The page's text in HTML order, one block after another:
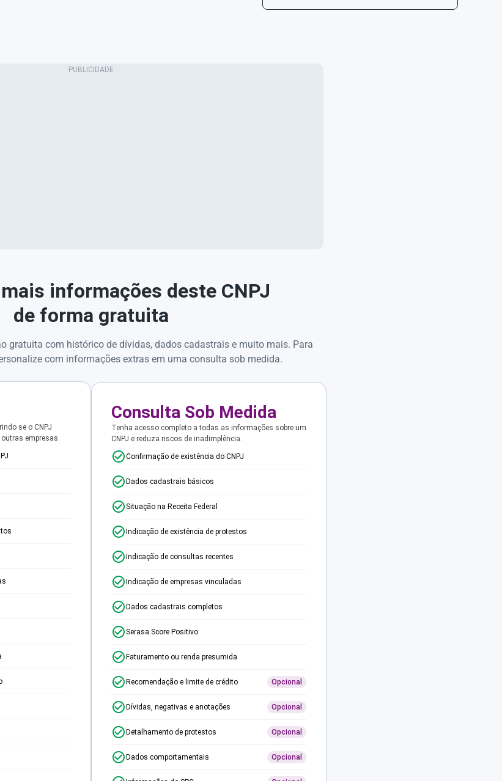
mais informações deste CNPJ
de forma gratuita
gratuita com histórico de dívidas, dados cadastrais e muito mais. Para
com informações extras em uma consulta sob medida.
se o CNPJ
empresas.
Consulta Sob Medida
Tenha acesso completo a todas as informações sobre um
CNPJ e reduza riscos de inadimplência.
Confirmação de existência do CNPJ
Dados cadastrais básicos
Situação na Receita Federal
Indicação de existência de protestos
Indicação de consultas recentes
Indicação de empresas vinculadas
Dados cadastrais completos
Serasa Score Positivo
Faturamento ou renda presumida
Recomendação e limite de crédito Opcional
Dívidas, negativas e anotações Opcional
Detalhamento de protestos Opcional
Dados comportamentais Opcional